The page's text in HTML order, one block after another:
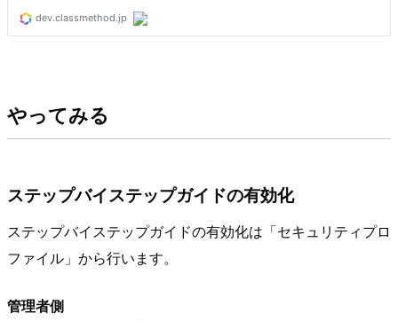
やってみる
ステップバイステップガイドの有効化
ステップバイステップガイドの有効化は「セキュリティプロ
ファイル」から行います。
管理者側